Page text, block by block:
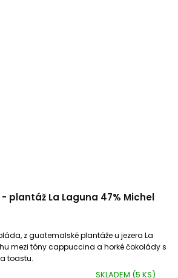
plantáž La Laguna 47% Michel
SKLADEM (5 KS)
z guatemalské plantáže u jezera La
toastu.